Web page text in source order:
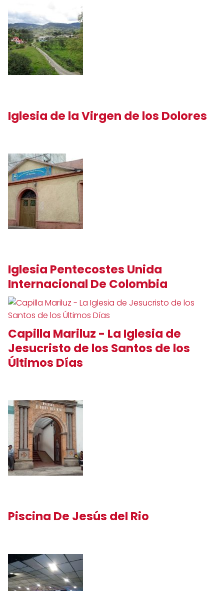
Iglesia de la Virgen de los Dolores
Iglesia Pentecostes Unida
Internacional De Colombia
Capilla Mariluz - La Iglesia de
Jesucristo de los Santos de los
Últimos Días
Piscina De Jesús del Rio